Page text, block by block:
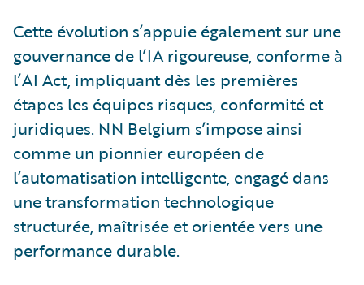
Cette évolution s’appuie également sur une
gouvernance de l’IA rigoureuse, conforme à
l’AI Act, impliquant dès les premières
étapes les équipes risques, conformité et
juridiques. NN Belgium s’impose ainsi
comme un pionnier européen de
l’automatisation intelligente, engagé dans
une transformation technologique
structurée, maîtrisée et orientée vers une
performance durable.